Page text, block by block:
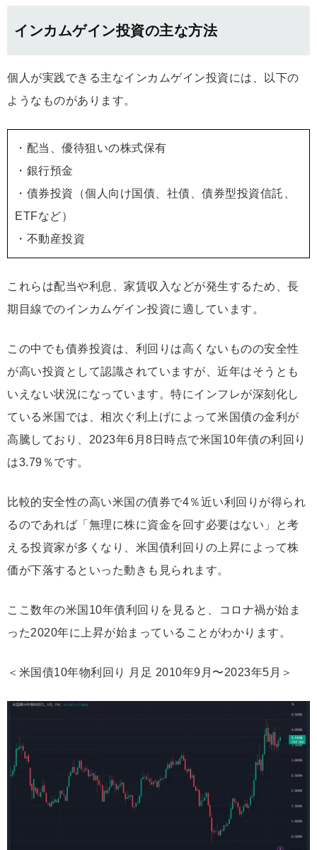
インカムゲイン投資の主な方法
個人が実践できる主なインカムゲイン投資には、以下の
ようなものがあります。
・配当、優待狙いの株式保有
・銀行預金
・債券投資（個人向け国債、社債、債券型投資信託、
ETFなど）
・不動産投資
これらは配当や利息、家賃収入などが発生するため、長
期目線でのインカムゲイン投資に適しています。
この中でも債券投資は、利回りは高くないものの安全性
が高い投資として認識されていますが、近年はそうとも
いえない状況になっています。特にインフレが深刻化し
ている米国では、相次ぐ利上げによって米国債の金利が
高騰しており、2023年6月8日時点で米国10年債の利回り
は3.79％です。
比較的安全性の高い米国の債券で4％近い利回りが得られ
るのであれば「無理に株に資金を回す必要はない」と考
える投資家が多くなり、米国債利回りの上昇によって株
価が下落するといった動きも見られます。
ここ数年の米国10年債利回りを見ると、コロナ禍が始ま
った2020年に上昇が始まっていることがわかります。
＜米国債10年物利回り 月足 2010年9月〜2023年5月＞